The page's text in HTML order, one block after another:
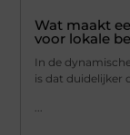
Wat maakt
voor lokale
In de
is dat duidelijker